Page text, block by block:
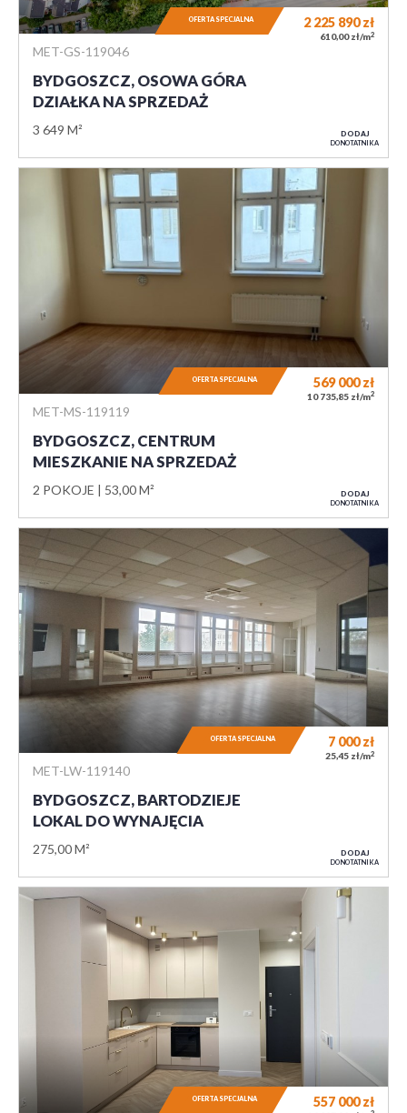
MET-GS-119046
BYDGOSZCZ, OSOWA GÓRA
DZIAŁKA NA SPRZEDAŻ
3 649 M²
2 225 890zł
610,00 zł/m2
OFERTA SPECJALNA
DODAJ
DO NOTATNIKA
MET-MS-119119
BYDGOSZCZ, CENTRUM
MIESZKANIE NA SPRZEDAŻ
2 POKOJE 53,00 M²
569 000zł
10 735,85 zł/m2
OFERTA SPECJALNA
DODAJ
DO NOTATNIKA
MET-LW-119140
BYDGOSZCZ, BARTODZIEJE
LOKAL DO WYNAJĘCIA
275,00 M²
7 000zł
25,45 zł/m2
OFERTA SPECJALNA
DODAJ
DO NOTATNIKA
557 000zł
OFERTA SPECJALNA